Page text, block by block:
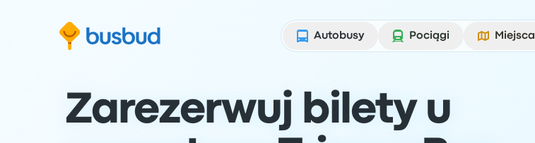
Autobusy
Pociągi Miejsca
Zarezerwuj bilety u